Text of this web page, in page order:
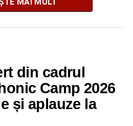
în Parcul Arini, competiția se
participanților ocazia de a
deosebit. Evenimentul este
cu vârste cuprinse între
este gratuită.
din cadrul
Camp 2026
și aplauze la